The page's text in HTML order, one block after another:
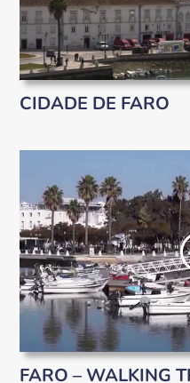
CIDADE DE FARO
FARO – WALKING